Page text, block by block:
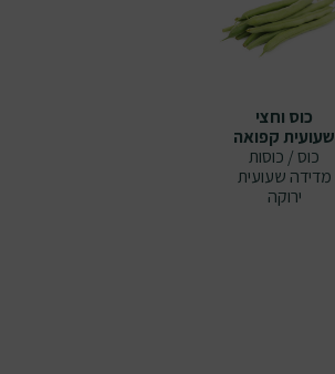
כוס וחצי
שעועית קפואה
כוס / כוסות
מדידה שעועית
ירוקה